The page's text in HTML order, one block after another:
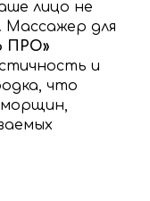
лицо не
Массажер для
ПРО»
и
что
морщин,